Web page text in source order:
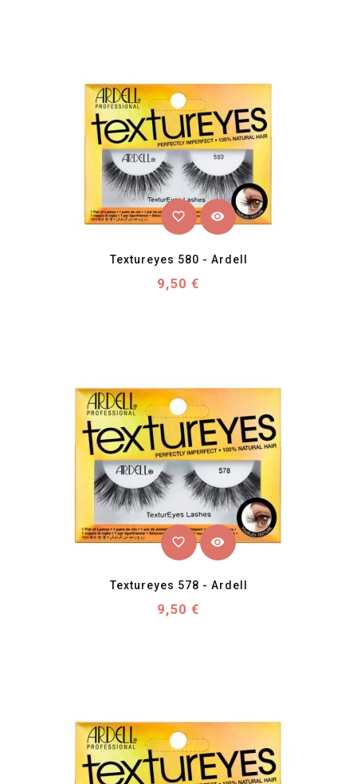
favorite_border visibility
Textureyes 580 - Ardell
Prix
9,50 €
favorite_border visibility
Textureyes 578 - Ardell
Prix
9,50 €